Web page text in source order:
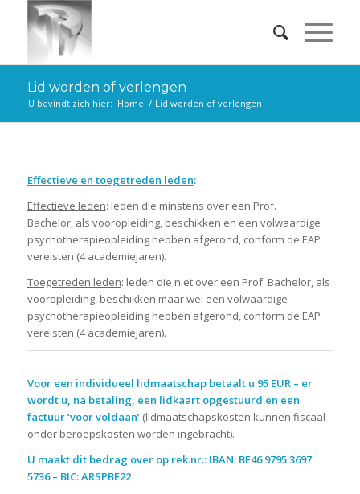
Lid worden of verlengen
U bevindt zich hier: Home / Lid worden of verlengen
Effectieve en toegetreden leden:
Effectieve leden: leden die minstens over een Prof.
Bachelor, als vooropleiding, beschikken en een volwaardige
psychotherapieopleiding hebben afgerond, conform de EAP
vereisten (4 academiejaren).
Toegetreden leden: leden die niet over een Prof. Bachelor, als
vooropleiding, beschikken maar wel een volwaardige
psychotherapieopleiding hebben afgerond, conform de EAP
vereisten (4 academiejaren).
Voor een individueel lidmaatschap betaalt u 95 EUR – er
wordt u, na betaling, een lidkaart opgestuurd en een
factuur ‘voor voldaan’ (lidmaatschapskosten kunnen fiscaal
onder beroepskosten worden ingebracht).
U maakt dit bedrag over op rek.nr.: IBAN: BE46 9795 3697
5736 – BIC: ARSPBE22